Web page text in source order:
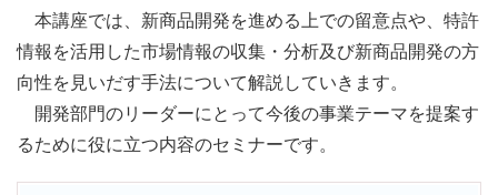
本講座では、新商品開発を進める上での留意点や、特許
情報を活用した市場情報の収集・分析及び新商品開発の方
向性を見いだす手法について解説していきます。
開発部門のリーダーにとって今後の事業テーマを提案す
るために役に立つ内容のセミナーです。